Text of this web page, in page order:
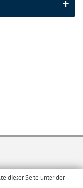
dieser Seite unter der